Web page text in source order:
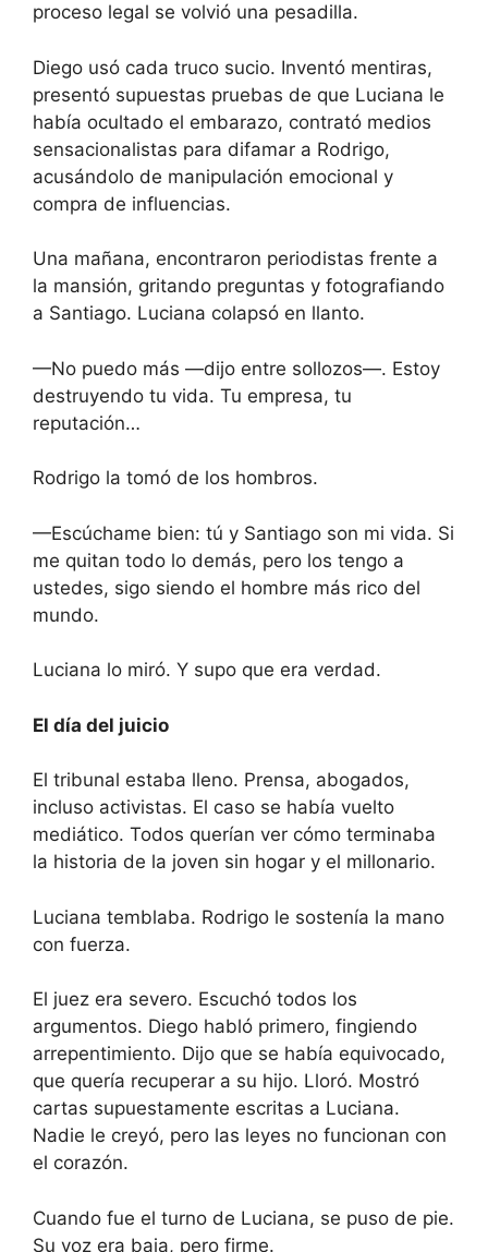
proceso legal se volvió una pesadilla.
Diego usó cada truco sucio. Inventó mentiras,
presentó supuestas pruebas de que Luciana le
había ocultado el embarazo, contrató medios
sensacionalistas para difamar a Rodrigo,
acusándolo de manipulación emocional y
compra de influencias.
Una mañana, encontraron periodistas frente a
la mansión, gritando preguntas y fotografiando
a Santiago. Luciana colapsó en llanto.
—No puedo más —dijo entre sollozos—. Estoy
destruyendo tu vida. Tu empresa, tu
reputación…
Rodrigo la tomó de los hombros.
—Escúchame bien: tú y Santiago son mi vida. Si
me quitan todo lo demás, pero los tengo a
ustedes, sigo siendo el hombre más rico del
mundo.
Luciana lo miró. Y supo que era verdad.
El día del juicio
El tribunal estaba lleno. Prensa, abogados,
incluso activistas. El caso se había vuelto
mediático. Todos querían ver cómo terminaba
la historia de la joven sin hogar y el millonario.
Luciana temblaba. Rodrigo le sostenía la mano
con fuerza.
El juez era severo. Escuchó todos los
argumentos. Diego habló primero, fingiendo
arrepentimiento. Dijo que se había equivocado,
que quería recuperar a su hijo. Lloró. Mostró
cartas supuestamente escritas a Luciana.
Nadie le creyó, pero las leyes no funcionan con
el corazón.
Cuando fue el turno de Luciana, se puso de pie.
Su voz era baja, pero firme.